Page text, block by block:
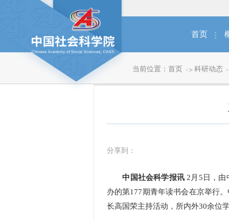
首页
当前位置： 首页 科研动态
分享到：
中国社会科学报讯 2月5日，由
办的第177期青年读书会在京举行
长高国荣主持活动，所内外30余位